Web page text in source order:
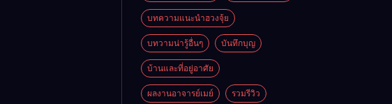
บทความแนะนำฮวงจุ้ย
บทวามน่ารู้อื่นๆ บันทึกบุญ
บ้านและที่อยู่อาศัย
ผลงานอาจารย์เมย์ รวมรีวิว